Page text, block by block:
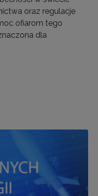
oraz regulacje
ofiarom tego
dla